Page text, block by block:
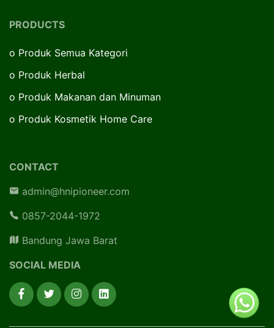
PRODUCTS
o Produk Semua Kategori
o Produk Herbal
o Produk Makanan dan Minuman
o Produk Kosmetik Home Care
CONTACT
admin@hnipioneer.com
0857-2044-1972
Bandung Jawa Barat
SOCIAL MEDIA